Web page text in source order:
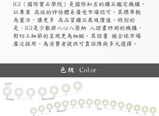
​IGI（國際寶石學院）是國際知名的鑽石鑑定機構，
以專業 高效的評估體系廣受市場認可。其標準較
為靈活，讓更多 高品質鑽石展現價值。特別的
是，IGI是少數將八心八箭納 入證書評測的機構，
對切工細節的呈現更為細緻。其證書 被全球市場
廣泛採用，為消費者提供可靠保障與多元選擇。
色級 Color